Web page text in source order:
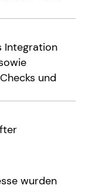
Integration
und
wurden